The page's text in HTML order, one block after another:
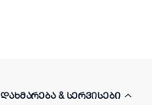
ᲓᲐᲮᲛᲐᲠᲔᲑᲐ & ᲡᲔᲠᲕᲘᲡᲔᲑᲘ